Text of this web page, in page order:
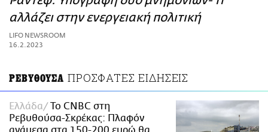
ΑΜΠΑ
PRINT
αλλάζει στην ενεργειακή πολιτική
LIFO NEWSROOM
16.2.2023
ΡΕΒΥΘΟΥΣΑ ΠΡΟΣΦΑΤΕΣ ΕΙΔΗΣΕΙΣ
Ελλάδα
Το CNBC στη
Ρεβυθούσα-Σκρέκας: Πλαφόν